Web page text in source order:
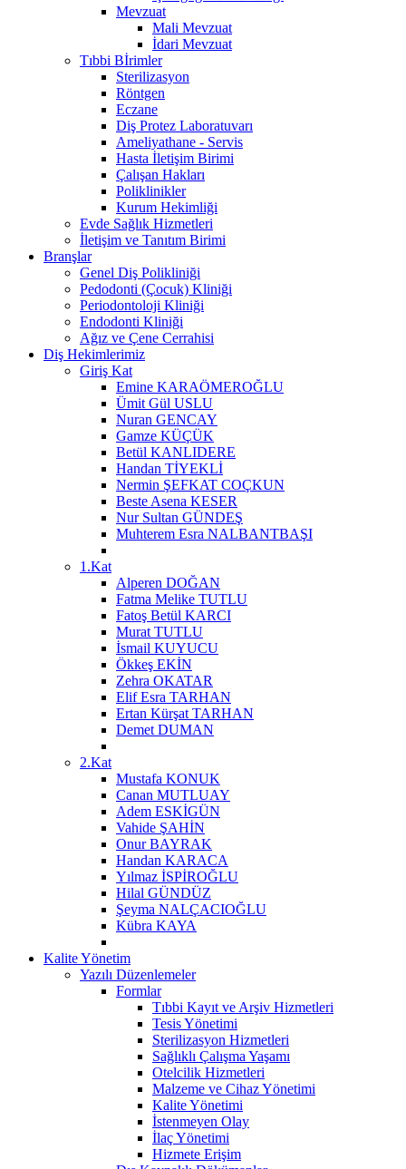
Mevzuat
Mali Mevzuat
İdari Mevzuat
Tıbbi Bİrimler
Sterilizasyon
Röntgen
Eczane
Diş Protez Laboratuvarı
Ameliyathane - Servis
Hasta İletişim Birimi
Çalışan Hakları
Poliklinikler
Kurum Hekimliği
Evde Sağlık Hizmetleri
İletişim ve Tanıtım Birimi
Branşlar
Genel Diş Polikliniği
Pedodonti (Çocuk) Kliniği
Periodontoloji Kliniği
Endodonti Kliniği
Ağız ve Çene Cerrahisi
Diş Hekimlerimiz
Giriş Kat
Emine KARAÖMEROĞLU
Ümit Gül USLU
Nuran GENCAY
Gamze KÜÇÜK
Betül KANLIDERE
Handan TİYEKLİ
Nermin ŞEFKAT COÇKUN
Beste Asena KESER
Nur Sultan GÜNDEŞ
Muhterem Esra NALBANTBAŞI
1.Kat
Alperen DOĞAN
Fatma Melike TUTLU
Fatoş Betül KARCI
Murat TUTLU
İsmail KUYUCU
Ökkeş EKİN
Zehra OKATAR
Elif Esra TARHAN
Ertan Kürşat TARHAN
Demet DUMAN
2.Kat
Mustafa KONUK
Canan MUTLUAY
Adem ESKİGÜN
Vahide ŞAHİN
Onur BAYRAK
Handan KARACA
Yılmaz İSPİROĞLU
Hilal GÜNDÜZ
Şeyma NALÇACIOĞLU
Kübra KAYA
Kalite Yönetim
Yazılı Düzenlemeler
Formlar
Tıbbi Kayıt ve Arşiv Hizmetleri
Tesis Yönetimi
Sterilizasyon Hizmetleri
Sağlıklı Çalışma Yaşamı
Otelcilik Hizmetleri
Malzeme ve Cihaz Yönetimi
Kalite Yönetimi
İstenmeyen Olay
İlaç Yönetimi
Hizmete Erişim